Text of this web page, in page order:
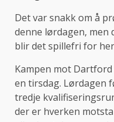
Det var snakk om å
denne lørdagen, men
blir det spillefri for
Kampen mot
en tirsdag. Lørdagen
tredje
der er hverken